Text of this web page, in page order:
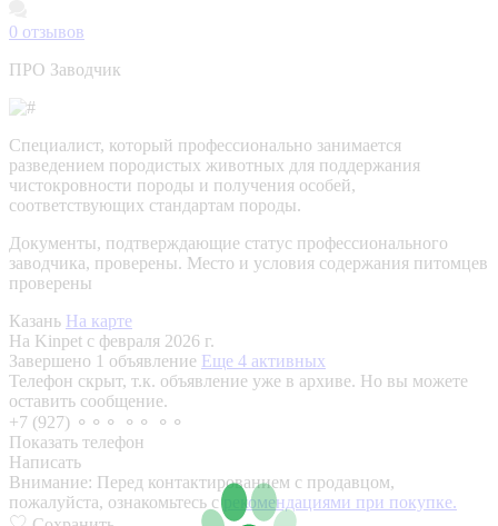
0 отзывов
ПРО Заводчик
Специалист, который профессионально занимается
разведением породистых животных для поддержания
чистокровности породы и получения особей,
соответствующих стандартам породы.
Документы, подтверждающие статус профессионального
заводчика, проверены. Место и условия содержания питомцев
проверены
Казань На карте
На Kinpet c февраля 2026 г.
Завершено 1 объявление Еще 4 активных
Телефон скрыт, т.к. объявление уже в архиве. Но вы можете
оставить сообщение.
+7 (927) ⚬⚬⚬ ⚬⚬ ⚬⚬
Показать телефон
Написать
Внимание: Перед контактированием с продавцом,
пожалуйста, ознакомьтесь с рекомендациями при покупке.